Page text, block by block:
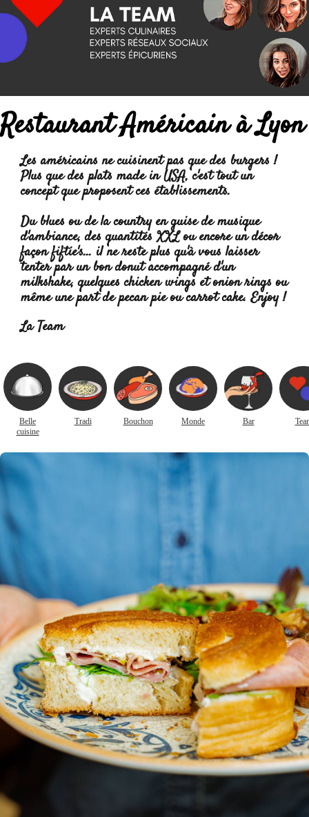
Restaurant Américain à Lyon
Les américains ne cuisinent pas que des burgers !
Plus que desplats made in USA, c'est tout un
concept que proposent ces établissements.
Du blues ou de la country en guise de musique
d'ambiance, des quantités XXL ou encore un décor
façon fiftie's... il ne reste plus qu'à vous laisser
tenter par un bon donut accompagné d'un
milkshake, quelqueschicken wings et onion rings ou
même une part de pecan pieou carrot cake. Enjoy !
La Team
Belle
cuisine
Tradi Bouchon Monde Bar